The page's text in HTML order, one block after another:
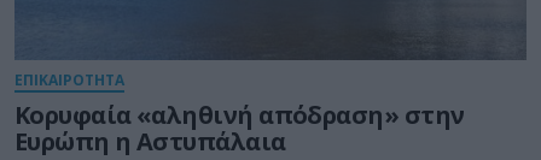
ΕΠΙΚΑΙΡΟΤΗΤΑ
Κορυφαία «αληθινή απόδραση» στην
Ευρώπη η Αστυπάλαια